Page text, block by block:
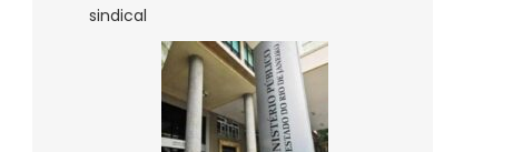
sindical